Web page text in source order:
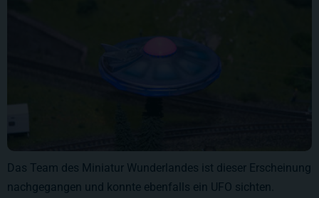
Das Team des Miniatur Wunderlandes ist dieser Erscheinung
nachgegangen und konnte ebenfalls ein UFO sichten.